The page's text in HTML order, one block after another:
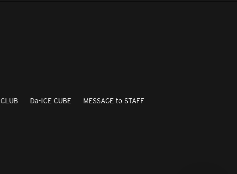
Da-iCE CUBE MESSAGE to STAFF